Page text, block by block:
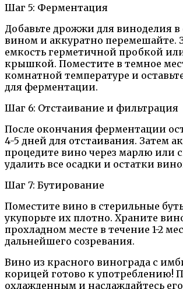
Шаг 5: Ферментация
Добавьте дрожжи для виноделия в
вином и аккуратно перемешайте.
емкость герметичной пробкой
крышкой. Поместите в темное
комнатной температуре и
для ферментации.
Шаг 6: Отстаивание и фильтрация
После окончания ферментации
4-5 дней для отстаивания. Затем
процедите вино через марлю или
удалить все осадки и остатки
Шаг 7: Бутирование
Поместите вино в стерильные
укупорьте их плотно. Храните
прохладном месте в течение 1-2
дальнейшего созревания.
Вино из красного винограда с
корицей готово к употреблению!
охлажденным и наслаждайтесь